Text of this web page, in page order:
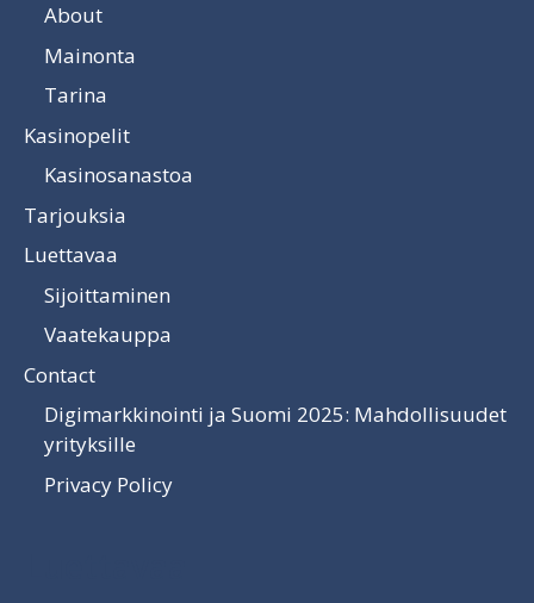
About
Mainonta
Tarina
Kasinopelit
Kasinosanastoa
Tarjouksia
Luettavaa
Sijoittaminen
Vaatekauppa
Contact
Digimarkkinointi ja Suomi 2025: Mahdollisuudet
yrityksille
Privacy Policy